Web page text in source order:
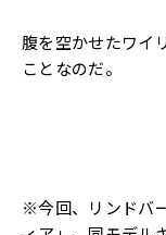
腹を空かせたワイ
ことなのだ。
※今回、リンドバ